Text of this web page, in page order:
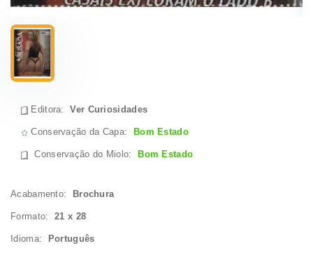
Editora:Ver Curiosidades
Conservação da Capa: Bom Estado
Conservação do Miolo: Bom Estado
Acabamento: Brochura
Formato: 21 x 28
Idioma: Português